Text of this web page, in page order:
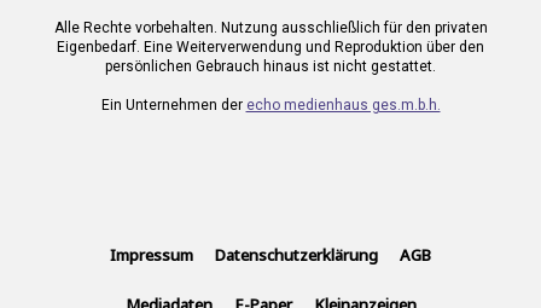
Alle Rechte vorbehalten. Nutzung ausschließlich für den privaten
Eigenbedarf. Eine Weiterverwendung und Reproduktion über den
persönlichen Gebrauch hinaus ist nicht gestattet.
Ein Unternehmen der echo medienhaus ges.m.b.h.
Impressum Datenschutzerklärung AGB